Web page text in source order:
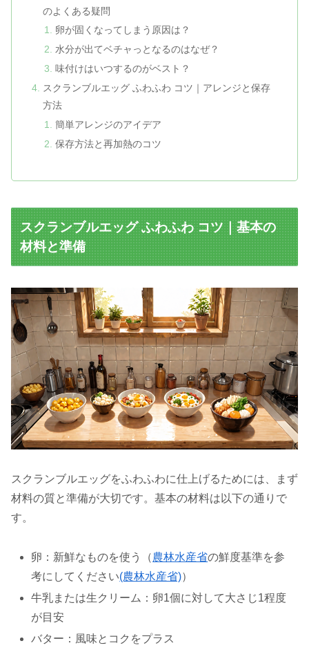
のよくある疑問
卵が固くなってしまう原因は？
水分が出てベチャっとなるのはなぜ？
味付けはいつするのがベスト？
スクランブルエッグ ふわふわ コツ｜アレンジと保存
方法
簡単アレンジのアイデア
保存方法と再加熱のコツ
スクランブルエッグ ふわふわ コツ｜基本の
材料と準備
スクランブルエッグをふわふわに仕上げるためには、まず
材料の質と準備が大切です。基本の材料は以下の通りで
す。
卵：新鮮なものを使う（農林水産省の鮮度基準を参
考にしてください(農林水産省)）
牛乳または生クリーム：卵1個に対して大さじ1程度
が目安
バター：風味とコクをプラス